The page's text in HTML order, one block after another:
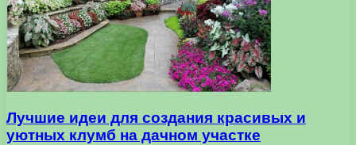
Лучшие идеи для создания красивых и
уютных клумб на дачном участке